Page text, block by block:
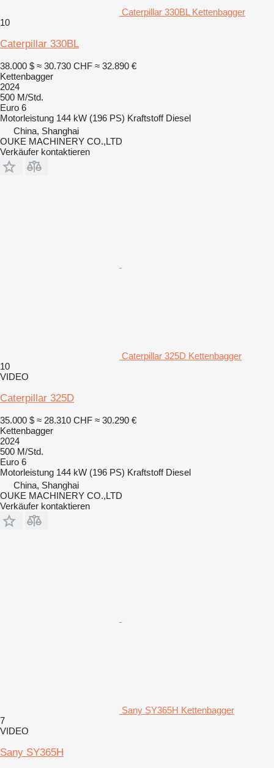
Caterpillar 330BL Kettenbagger
10
Caterpillar 330BL
38.000 $ ≈ 30.730 CHF ≈ 32.890 €
Kettenbagger
2024
500 M/Std.
Euro 6
Motorleistung 144 kW (196 PS) Kraftstoff Diesel
China, Shanghai
OUKE MACHINERY CO.,LTD
Verkäufer kontaktieren
Caterpillar 325D Kettenbagger
10
VIDEO
Caterpillar 325D
35.000 $ ≈ 28.310 CHF ≈ 30.290 €
Kettenbagger
2024
500 M/Std.
Euro 6
Motorleistung 144 kW (196 PS) Kraftstoff Diesel
China, Shanghai
OUKE MACHINERY CO.,LTD
Verkäufer kontaktieren
Sany SY365H Kettenbagger
7
VIDEO
Sany SY365H